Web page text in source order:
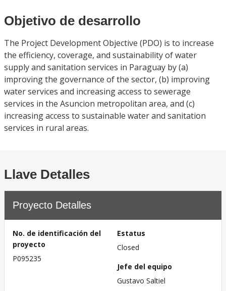
Objetivo de desarrollo
The Project Development Objective (PDO) is to increase
the efficiency, coverage, and sustainability of water
supply and sanitation services in Paraguay by (a)
improving the governance of the sector, (b) improving
water services and increasing access to sewerage
services in the Asuncion metropolitan area, and (c)
increasing access to sustainable water and sanitation
services in rural areas.
Llave Detalles
Proyecto Detalles
No. de identificación del
proyecto
P095235
Estatus
Closed
Jefe del equipo
Gustavo Saltiel